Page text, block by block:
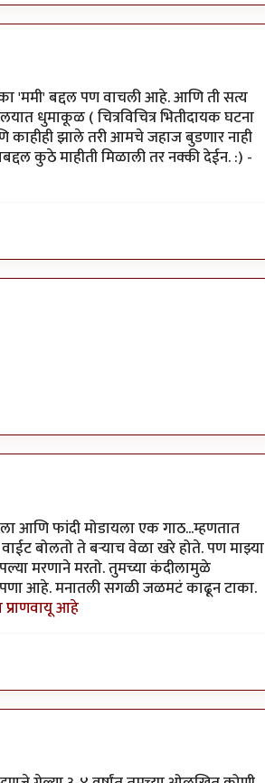
'ममी' बद्दल पण वाचली आहे. आणि ती सत्य
धुमाकूळ ( चित्रविचित्र भितीदायक घटना
काहीही झाले तरी आमचे जहाज बुडणार नाही
कुठे माहीती मिळाली तर नक्की देईन. :) -
आणि फांदी मोडायला एक गाठ...म्हणतात
बोलतो ते बर्‍याच वेळा खरे होते. पण माझ्या
मरणाने मरतो. तुमच्या कंदीलामुळे
आहे. मनातली सगळी जळमटं काढून टाका.
प्राणवायू आहे